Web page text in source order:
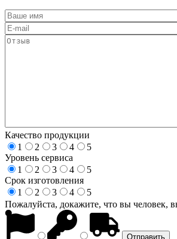
Качество продукции
1
2 3 4
5
Уровень сервиса
1
2 3 4
5
Срок изготовления
1
2 3 4
5
Пожалуйста, докажите, что вы человек,